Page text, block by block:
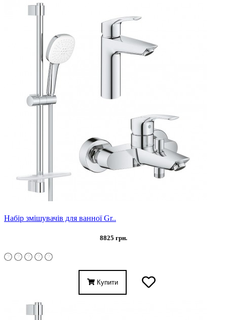
Набір змішувачів для ванної Gr..
8825 грн.
Купити